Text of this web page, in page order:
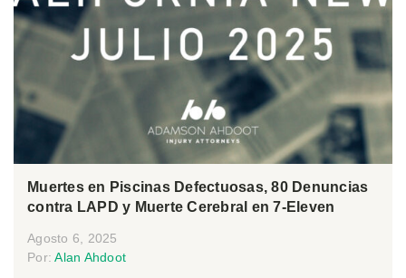
Muertes en Piscinas Defectuosas, 80 Denuncias
contra LAPD y Muerte Cerebral en 7-Eleven
Agosto 6, 2025
Por:Alan Ahdoot